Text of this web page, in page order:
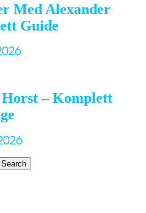
Med Alexander
Guide
– Komplett
Search